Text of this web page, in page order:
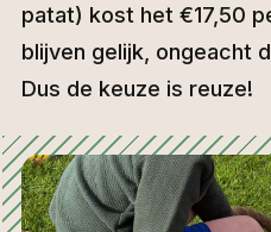
patat) kost het €17,50
blijven gelijk, ongeacht
Dus de keuze is reuze!